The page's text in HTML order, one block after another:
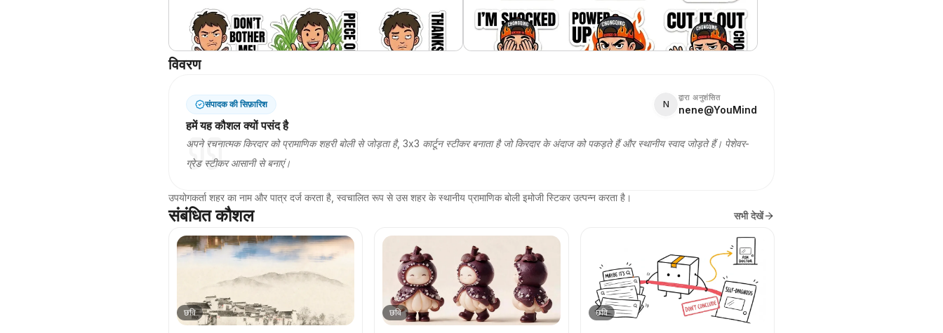
विवरण
संपादक की सिफ़ारिश N
द्वारा अनुशंसित
nene@YouMind
हमें यह कौशल क्यों पसंद है
अपने रचनात्मक किरदार को प्रामाणिक शहरी बोली से जोड़ता है, 3x3 कार्टून स्टीकर बनाता है जो किरदार के अंदाज को पकड़ते हैं और स्थानीय स्वाद जोड़ते हैं। पेशेवर-
ग्रेड स्टीकर आसानी से बनाएं।
उपयोगकर्ता शहर का नाम और पात्र दर्ज करता है, स्वचालित रूप से उस शहर के स्थानीय प्रामाणिक बोली इमोजी स्टिकर उत्पन्न करता है।
संबंधित कौशल सभी देखें
छवि छवि छवि